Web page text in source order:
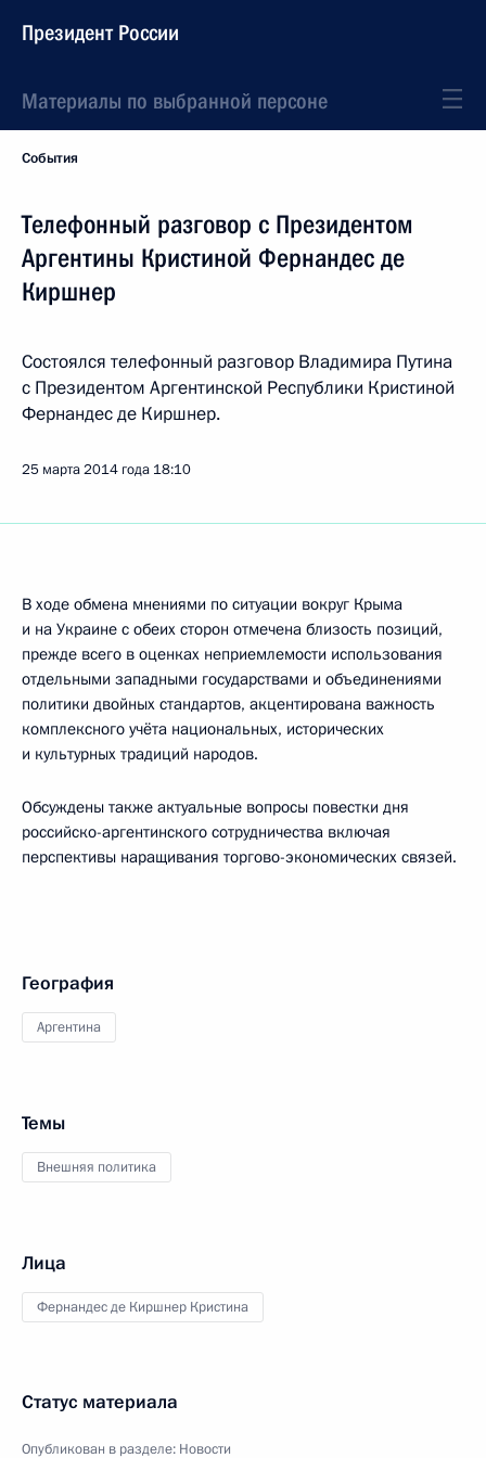
Президент России
Материалы по выбранной персоне
События
Телефонный разговор с Президентом
Аргентины Кристиной Фернандес де
Киршнер
Состоялся телефонный разговор Владимира Путина
с Президентом Аргентинской Республики Кристиной
Фернандес де Киршнер.
25 марта 2014 года 18:10
В ходе обмена мнениями по ситуации вокруг Крыма
и на Украине с обеих сторон отмечена близость позиций,
прежде всего в оценках неприемлемости использования
отдельными западными государствами и объединениями
политики двойных стандартов, акцентирована важность
комплексного учёта национальных, исторических
и культурных традиций народов.
Обсуждены также актуальные вопросы повестки дня
российско-аргентинского сотрудничества включая
перспективы наращивания торгово-экономических связей.
География
Аргентина
Темы
Внешняя политика
Лица
Фернандес де Киршнер Кристина
Статус материала
Опубликован в разделе: Новости